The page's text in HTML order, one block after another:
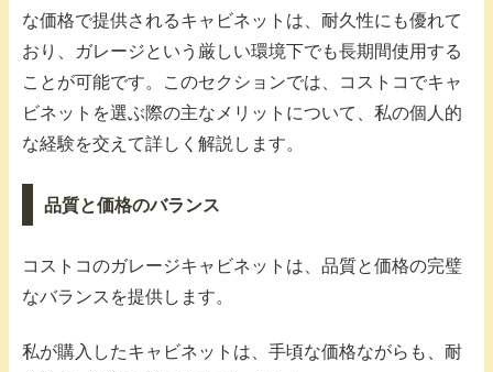
な価格で提供されるキャビネットは、耐久性にも優れて
おり、ガレージという厳しい環境下でも長期間使用する
ことが可能です。このセクションでは、コストコでキャ
ビネットを選ぶ際の主なメリットについて、私の個人的
な経験を交えて詳しく解説します。
品質と価格のバランス
コストコのガレージキャビネットは、品質と価格の完璧
なバランスを提供します。
私が購入したキャビネットは、手頃な価格ながらも、耐